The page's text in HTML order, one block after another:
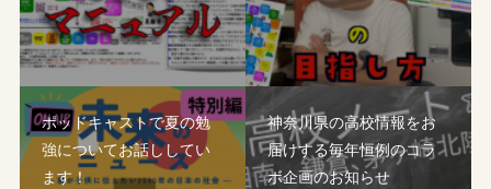
ポッドキャストで夏の勉
強についてお話ししてい
ます！
神奈川県の高校情報をお
届けする毎年恒例のコラ
ボ企画のお知らせ